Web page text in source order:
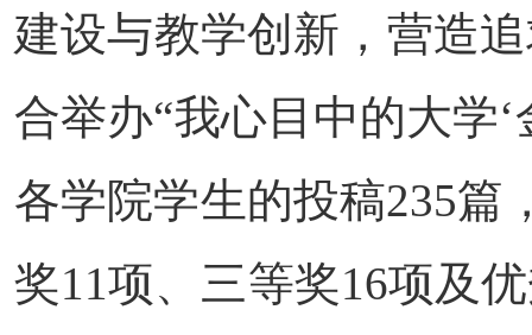
建设与教学创新，营造
合举办“我心目中的大学
各学院学生的投稿235篇
奖11项、三等奖16项及